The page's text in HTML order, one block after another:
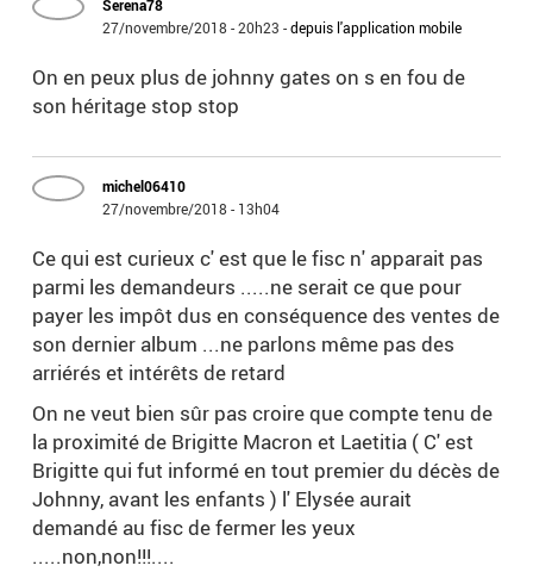
Serena78
27/novembre/2018 - 20h23 -depuis l'application mobile
On en peux plus de johnny gates on s en fou de
son héritage stop stop
michel06410
27/novembre/2018 - 13h04
Ce qui est curieux c' est que le fisc n' apparait pas
parmi les demandeurs .....ne serait ce que pour
payer les impôt dus en conséquence des ventes de
son dernier album ...ne parlons même pas des
arriérés et intérêts de retard
On ne veut bien sûr pas croire que compte tenu de
la proximité de Brigitte Macron et Laetitia ( C' est
Brigitte qui fut informé en tout premier du décès de
Johnny, avant les enfants ) l' Elysée aurait
demandé au fisc de fermer les yeux
.....non,non!!!....